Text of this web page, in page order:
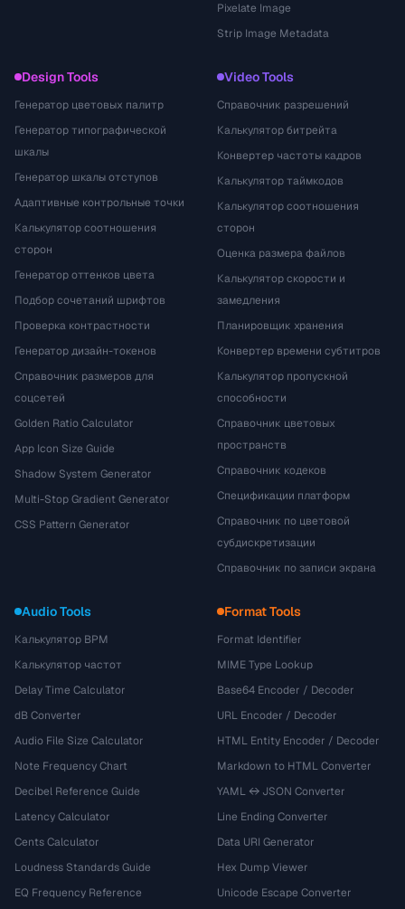
Pixelate Image
Strip Image Metadata
Design Tools
Генератор цветовых палитр
Генератор типографической
шкалы
Генератор шкалы отступов
Адаптивные контрольные точки
Калькулятор соотношения
сторон
Генератор оттенков цвета
Подбор сочетаний шрифтов
Проверка контрастности
Генератор дизайн-токенов
Справочник размеров для
соцсетей
Golden Ratio Calculator
App Icon Size Guide
Shadow System Generator
Multi-Stop Gradient Generator
CSS Pattern Generator
Video Tools
Справочник разрешений
Калькулятор битрейта
Конвертер частоты кадров
Калькулятор таймкодов
Калькулятор соотношения
сторон
Оценка размера файлов
Калькулятор скорости и
замедления
Планировщик хранения
Конвертер времени субтитров
Калькулятор пропускной
способности
Справочник цветовых
пространств
Справочник кодеков
Спецификации платформ
Справочник по цветовой
субдискретизации
Справочник по записи экрана
Audio Tools
Калькулятор BPM
Калькулятор частот
Delay Time Calculator
dB Converter
Audio File Size Calculator
Note Frequency Chart
Decibel Reference Guide
Latency Calculator
Cents Calculator
Loudness Standards Guide
EQ Frequency Reference
Format Tools
Format Identifier
MIME Type Lookup
Base64 Encoder / Decoder
URL Encoder / Decoder
HTML Entity Encoder / Decoder
Markdown to HTML Converter
YAML ↔ JSON Converter
Line Ending Converter
Data URI Generator
Hex Dump Viewer
Unicode Escape Converter